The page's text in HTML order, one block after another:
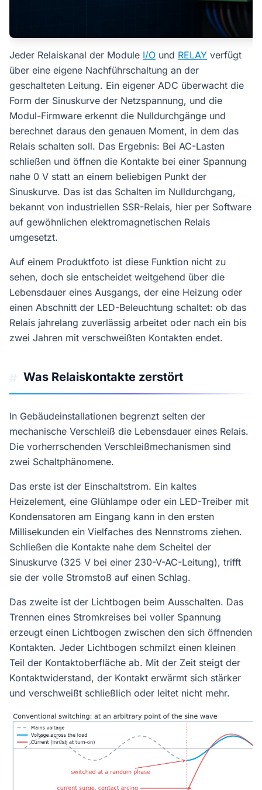
Jeder Relaiskanal der Module I/O und RELAY verfügt
über eine eigene Nachführschaltung an der
geschalteten Leitung. Ein eigener ADC überwacht die
Form der Sinuskurve der Netzspannung, und die
Modul-Firmware erkennt die Nulldurchgänge und
berechnet daraus den genauen Moment, in dem das
Relais schalten soll. Das Ergebnis: Bei AC-Lasten
schließen und öffnen die Kontakte bei einer Spannung
nahe 0 V statt an einem beliebigen Punkt der
Sinuskurve. Das ist das Schalten im Nulldurchgang,
bekannt von industriellen SSR-Relais, hier per Software
auf gewöhnlichen elektromagnetischen Relais
umgesetzt.
Auf einem Produktfoto ist diese Funktion nicht zu
sehen, doch sie entscheidet weitgehend über die
Lebensdauer eines Ausgangs, der eine Heizung oder
einen Abschnitt der LED-Beleuchtung schaltet: ob das
Relais jahrelang zuverlässig arbeitet oder nach ein bis
zwei Jahren mit verschweißten Kontakten endet.
Was Relaiskontakte zerstört
In Gebäudeinstallationen begrenzt selten der
mechanische Verschleiß die Lebensdauer eines Relais.
Die vorherrschenden Verschleißmechanismen sind
zwei Schaltphänomene.
Das erste ist der Einschaltstrom. Ein kaltes
Heizelement, eine Glühlampe oder ein LED-Treiber mit
Kondensatoren am Eingang kann in den ersten
Millisekunden ein Vielfaches des Nennstroms ziehen.
Schließen die Kontakte nahe dem Scheitel der
Sinuskurve (325 V bei einer 230-V-AC-Leitung), trifft
sie der volle Stromstoß auf einen Schlag.
Das zweite ist der Lichtbogen beim Ausschalten. Das
Trennen eines Stromkreises bei voller Spannung
erzeugt einen Lichtbogen zwischen den sich öffnenden
Kontakten. Jeder Lichtbogen schmilzt einen kleinen
Teil der Kontaktoberfläche ab. Mit der Zeit steigt der
Kontaktwiderstand, der Kontakt erwärmt sich stärker
und verschweißt schließlich oder leitet nicht mehr.